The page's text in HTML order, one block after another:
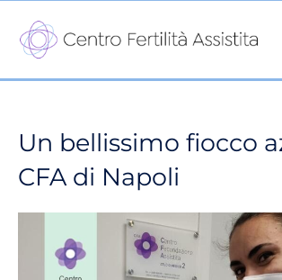
contenuto
Un bellissimo fiocco
CFA di Napoli